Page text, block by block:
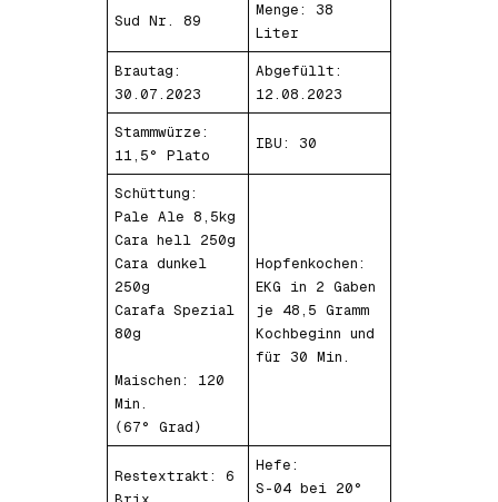
Sud Nr. 89
Menge: 38
Liter
Brautag:
30.07.2023
Abgefüllt:
12.08.2023
Stammwürze:
11,5° Plato
IBU: 30
Schüttung:
Pale Ale 8,5kg
Cara hell 250g
Cara dunkel
250g
Carafa Spezial
80g
Maischen: 120
Min.
(67° Grad)
Hopfenkochen:
EKG in 2 Gaben
je 48,5 Gramm
Kochbeginn und
für 30 Min.
Restextrakt: 6
Hefe:
S-04 bei 20°